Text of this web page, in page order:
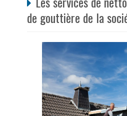
de gouttière de la